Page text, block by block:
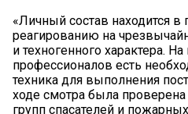
«Личный состав находится в
реагированию на
и техногенного характера.
профессионалов есть
техника для выполнения
ходе смотра была
групп спасателей и